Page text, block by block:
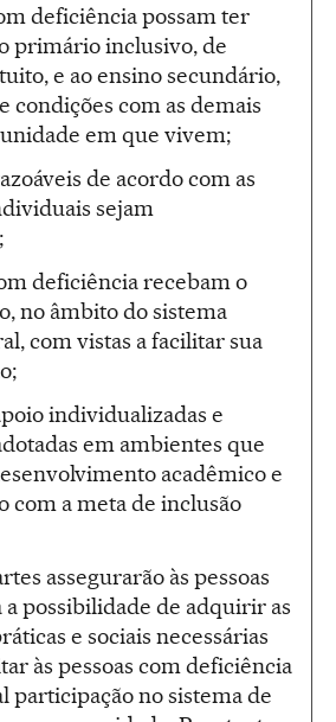
deficiência possam ter
primário inclusivo, de
e ao ensino secundário,
condições com as demais
em que vivem;
de acordo com as
sejam
deficiência recebam o
no âmbito do sistema
com vistas a facilitar sua
individualizadas e
em ambientes que
acadêmico e
com a meta de inclusão
assegurarão às pessoas
possibilidade de adquirir as
e sociais necessárias
às pessoas com deficiência
participação no sistema de